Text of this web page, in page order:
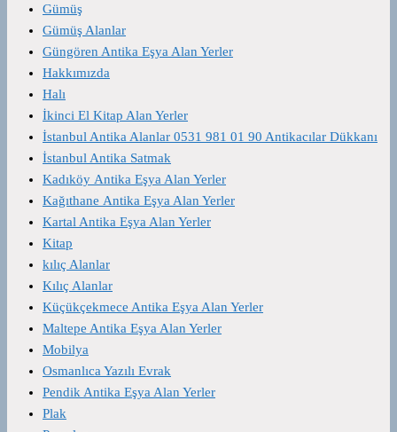
Gümüş
Gümüş Alanlar
Güngören Antika Eşya Alan Yerler
Hakkımızda
Halı
İkinci El Kitap Alan Yerler
İstanbul Antika Alanlar 0531 981 01 90 Antikacılar Dükkanı
İstanbul Antika Satmak
Kadıköy Antika Eşya Alan Yerler
Kağıthane Antika Eşya Alan Yerler
Kartal Antika Eşya Alan Yerler
Kitap
kılıç Alanlar
Kılıç Alanlar
Küçükçekmece Antika Eşya Alan Yerler
Maltepe Antika Eşya Alan Yerler
Mobilya
Osmanlıca Yazılı Evrak
Pendik Antika Eşya Alan Yerler
Plak